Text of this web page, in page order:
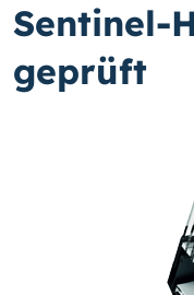
Sentinel-
geprüft